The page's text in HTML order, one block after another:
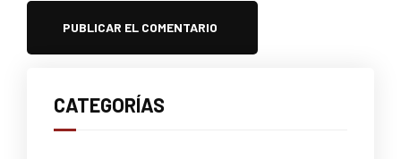
CATEGORÍAS